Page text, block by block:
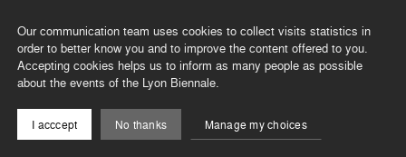
Our communication team uses cookies to collect visits statistics in
order to better know you and to improve the content offered to you.
Accepting cookies helps us to inform as many people as possible
about the events of the Lyon Biennale.
I acccept No thanks Manage my choices
Les voix des fleuves Crossing the water
Nefeli Papadimouli–Idiopolis (| - X)